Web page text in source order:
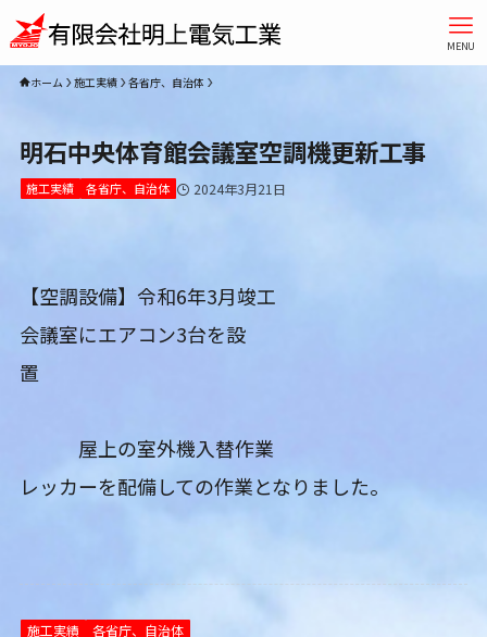
MENU
ホーム 施工実績 各省庁、自治体
明石中央体育館会議室空調機更新工事
施工実績 各省庁、自治体 2024年3月21日
【空調設備】令和6年3月竣工
会議室にエアコン3台を設
置
屋上の室外機入替作業
レッカーを配備しての作業となりました。
施工実績 各省庁、自治体